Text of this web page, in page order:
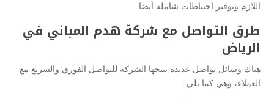
اللازم وتوفير احتياطات شاملة أيضا.
طرق التواصل مع شركة هدم المباني في
الرياض
هناك وسائل تواصل عديدة تتيحها الشركة للتواصل الفوري والسريع مع
العملاء، وهي كما يلي: